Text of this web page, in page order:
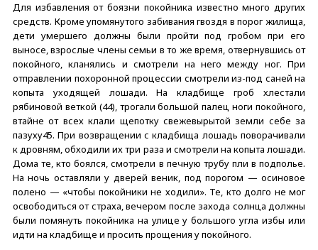
Для избавления от боязни покойника известно много других
средств. Кроме упомянутого забивания гвоздя в порог жилища,
дети умершего должны были пройти под гробом при его
выносе, взрослые члены семьи в то же время, отвернувшись от
покойного, кланялись и смотрели на него между ног. При
отправлении похоронной процессии смотрели из-под саней на
копыта уходящей лошади. На кладбище гроб хлестали
рябиновой веткой (44), трогали большой палец ноги покойного,
втайне от всех клали щепотку свежевырытой земли себе за
пазуху45. При возвращении с кладбища лошадь поворачивали
к дровням, обходили их три раза и смотрели на копыта лошади.
Дома те, кто боялся, смотрели в печную трубу пли в подполье.
На ночь оставляли у дверей веник, под порогом — осиновое
полено — «чтобы покойники не ходили». Те, кто долго не мог
освободиться от страха, вечером после захода солнца должны
были помянуть покойника на улице у большого угла избы или
идти на кладбище и просить прощения у покойного.